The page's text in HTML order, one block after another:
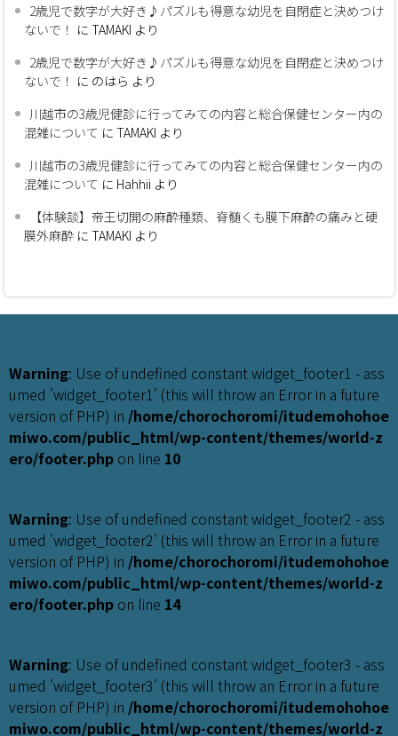
2歳児で数字が大好き♪パズルも得意な幼児を自閉症と決めつけ
ないで！ に TAMAKI より
2歳児で数字が大好き♪パズルも得意な幼児を自閉症と決めつけ
ないで！ に のはら より
川越市の3歳児健診に行ってみての内容と総合保健センター内の
混雑について に TAMAKI より
川越市の3歳児健診に行ってみての内容と総合保健センター内の
混雑について に Hahhii より
【体験談】帝王切開の麻酔種類、脊髄くも膜下麻酔の痛みと硬
膜外麻酔に TAMAKI より
Warning: Use of undefined constant widget_footer1 - ass
umed 'widget_footer1' (this will throw an Error in a future
version of PHP) in /home/chorochoromi/itudemohohoe
miwo.com/public_html/wp-content/themes/world-z
ero/footer.php on line 10
Warning: Use of undefined constant widget_footer2 - ass
umed 'widget_footer2' (this will throw an Error in a future
version of PHP) in /home/chorochoromi/itudemohohoe
miwo.com/public_html/wp-content/themes/world-z
ero/footer.php on line 14
Warning: Use of undefined constant widget_footer3 - ass
umed 'widget_footer3' (this will throw an Error in a future
version of PHP) in /home/chorochoromi/itudemohohoe
miwo.com/public_html/wp-content/themes/world-z